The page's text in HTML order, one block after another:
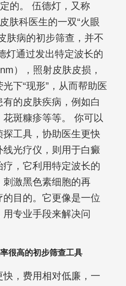
的。 伍德灯，又称
肤科医生的一双“火眼
肤病的初步筛查，并不
灯通过发出特定波长的
），照射皮肤皮损，
下“现形”，从而帮助医
的皮肤疾病，例如白
斑糠疹等等。 你可以
工具，协助医生更快
光疗仪，则用于白癜
疗，它利用特定波长的
激黑色素细胞的再
目的。它更像是一位
专业手段来解决问
很高的初步筛查工具
，费用相对低廉，一